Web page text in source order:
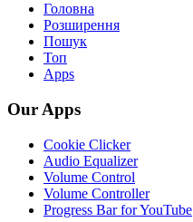
Головна
Розширення
Пошук
Топ
Apps
Our Apps
Cookie Clicker
Audio Equalizer
Volume Control
Volume Controller
Progress Bar for YouTube